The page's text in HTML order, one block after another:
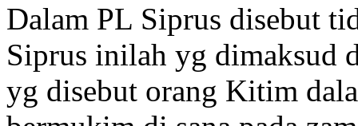
Dalam PL Siprus disebut
Siprus inilah yg dimaksud
yg disebut orang Kitim